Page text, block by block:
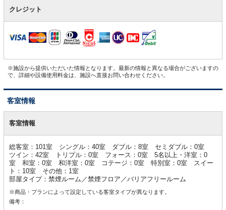
クレジット
※施設から提供いただいた情報となります。最新の情報と異なる場合がございますの
で、詳細や設備使用料金は、施設へ直接お問い合わせください。
客室情報
室客室情報
総客室：101室 シングル：40室 ダブル：8室 セミダブル：0室
ツイン：42室 トリプル：0室 フォース：0室 5名以上・洋室：0
室 和室：0室 和洋室：0室 コテージ：0室 特別室：0室 スイー
ト：10室 その他：1室
部屋タイプ：禁煙ルーム／禁煙フロア／バリアフリールーム
※商品・プランによって設定している客室タイプが異なります。
備考：